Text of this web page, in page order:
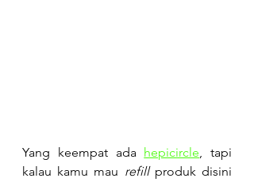
Yang keempat ada hepicircle , tapi
kalau kamu mau refill produk disini